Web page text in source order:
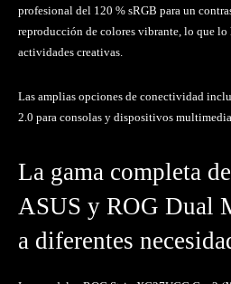
profesional del 120 % sRGB para un
reproducción de colores vibrante, lo que lo
actividades creativas.
Las amplias opciones de conectividad
2.0 para consolas y dispositivos multimedia.
La gama completa
ASUS y ROG Dual
a diferentes